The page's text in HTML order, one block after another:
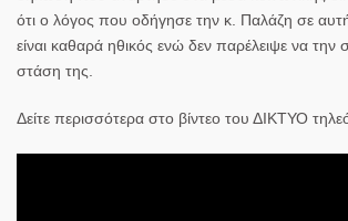
ότι ο λόγος που οδήγησε την κ. Παλάζη σε
είναι καθαρά ηθικός ενώ δεν παρέλειψε να την
στάση της.
Δείτε περισσότερα στο βίντεο του ΔΙΚΤΥΟ